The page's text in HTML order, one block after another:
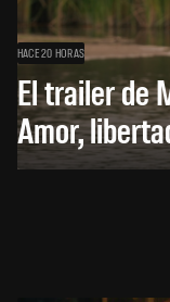
HACE 20 HORAS
El trailer de
Amor,